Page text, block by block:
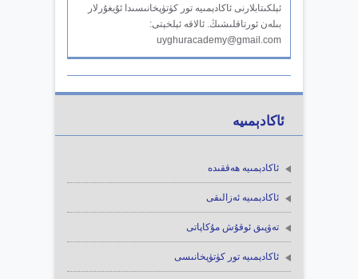
ئېلكىتابلارنى ئاكادېمىيە تور كۈتۈپخانىسىدا ئۇيغۇرلار
بىلەن ئورتاقلىشىڭ. ئالاقە ئېلخېتى:
uyghuracademy@gmail.com
ئاكادېمىيە
ئاكادېمىيە ھەققىدە
ئاكادېمىيە ئەزالىقى
تەۋپىق ئوقۇش مۇكاپاتى
ئاكادېمىيە تور كۈتۈپخانىسى